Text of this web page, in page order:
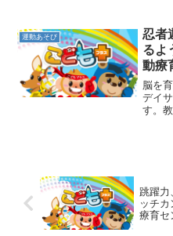
を必
視野
運動あそび
忍者
るよ
動療
ービ
脳を
デイ
す。
跳躍力
ッチ
療育セ